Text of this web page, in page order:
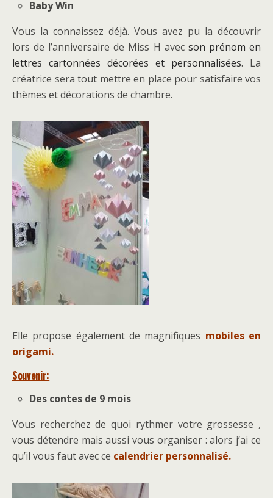
Baby Win
Vous la connaissez déjà. Vous avez pu la découvrir
lors de l’anniversaire de Miss H avec son prénom en
lettres cartonnées décorées et personnalisées. La
créatrice sera tout mettre en place pour satisfaire vos
thèmes et décorations de chambre.
Elle propose également de magnifiques mobiles en
origami.
Souvenir:
Des contes de 9 mois
Vous recherchez de quoi rythmer votre grossesse ,
vous détendre mais aussi vous organiser : alors j’ai ce
qu’il vous faut avec ce calendrier personnalisé.